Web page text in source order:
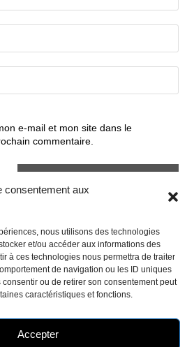
consentement aux
nous utilisons des technologies
et/ou accéder aux informations des
à ces technologies nous permettra de traiter
de navigation ou les ID uniques
ou de retirer son consentement peut
caractéristiques et fonctions.
Accepter
e-mail et mon site dans le
commentaire.